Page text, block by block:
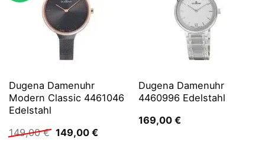
Dugena Damenuhr
Modern Classic 4461046
Edelstahl
149,00€ Ursprünglicher
Preis
149,00 €Aktueller
Dugena Damenuhr
4460996 Edelstahl
169,00 €